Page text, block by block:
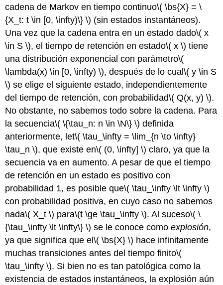
cadena de Markov en tiempo continuo\( \bs{X} = \
{X_t: t \in [0, \infty)\} \) (sin estados instantáneos).
Una vez que la cadena entra en un estado dado\( x
\in S \), el tiempo de retención en estado\( x \) tiene
una distribución exponencial con parámetro\(
\lambda(x) \in [0, \infty) \), después de lo cual\( y \in S
\) se elige el siguiente estado, independientemente
del tiempo de retención, con probabilidad\( Q(x, y) \).
No obstante, no sabemos todo sobre la cadena. Para
la secuencia\( \{\tau_n: n \in \N\} \) definida
anteriormente, let\( \tau_\infty = \lim_{n \to \infty}
\tau_n \), que existe en\( (0, \infty] \) claro, ya que la
secuencia va en aumento. A pesar de que el tiempo
de retención en un estado es positivo con
probabilidad 1, es posible que\( \tau_\infty \lt \infty \)
con probabilidad positiva, en cuyo caso no sabemos
nada\( X_t \) para\(t \ge \tau_\infty \). Al suceso\( \
{\tau_\infty \lt \infty\} \) se le conoce comoexplosión,
ya que significa que el\( \bs{X} \) hace infinitamente
muchas transiciones antes del tiempo finito\(
\tau_\infty \). Si bien no es tan patológica como la
existencia de estados instantáneos, la explosión aún